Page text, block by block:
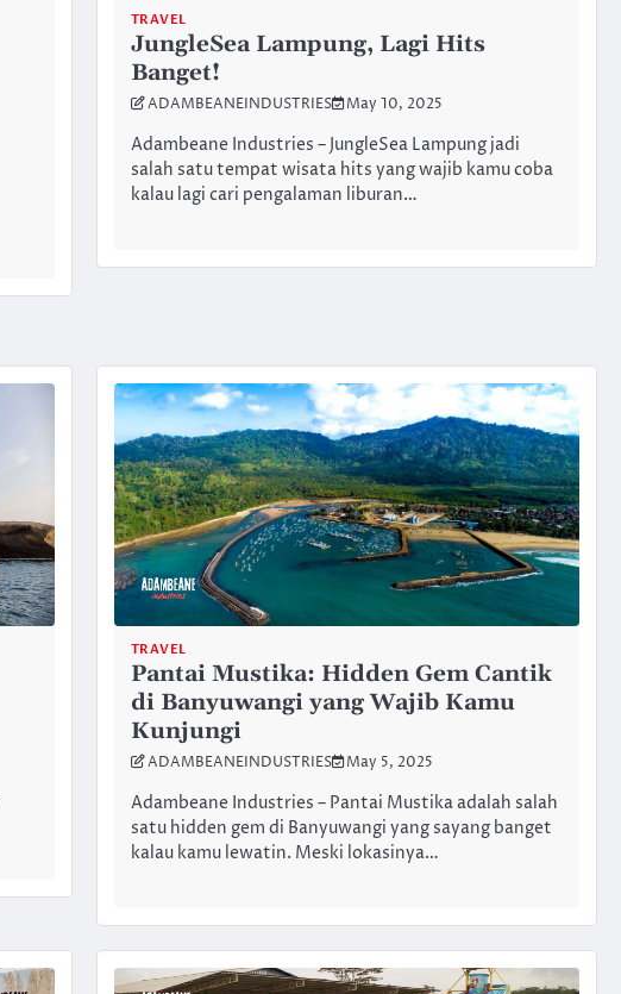
TRAVEL
JungleSea Lampung, Lagi Hits
Banget!
ADAMBEANEINDUSTRIES May 10, 2025
Adambeane Industries – JungleSea Lampung jadi
salah satu tempat wisata hits yang wajib kamu coba
kalau lagi cari pengalaman liburan…
TRAVEL
Pantai Mustika: Hidden Gem Cantik
di Banyuwangi yang Wajib Kamu
Kunjungi
ADAMBEANEINDUSTRIES May 5, 2025
Adambeane Industries – Pantai Mustika adalah salah
satu hidden gem di Banyuwangi yang sayang banget
kalau kamu lewatin. Meski lokasinya…